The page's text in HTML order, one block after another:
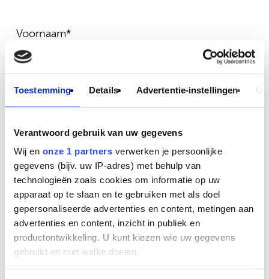
Toestemming Details Advertentie-instellingen
Verantwoord gebruik van uw gegevens
Wij en onze 1 partners verwerken je persoonlijke
gegevens (bijv. uw IP-adres) met behulp van
technologieën zoals cookies om informatie op uw
apparaat op te slaan en te gebruiken met als doel
gepersonaliseerde advertenties en content, metingen aan
advertenties en content, inzicht in publiek en
productontwikkeling. U kunt kiezen wie uw gegevens
gebruikt en met welke doelen.
Voornaam*
Achternaam*
Telefoonnummer*
E-mail*